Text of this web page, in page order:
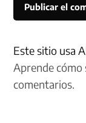
Este sitio usa
Aprende cómo
comentarios.